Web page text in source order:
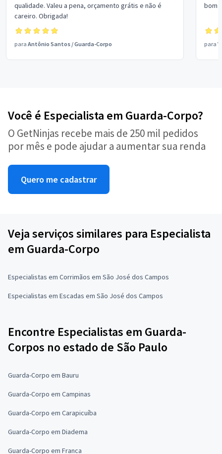
qualidade. Valeu a pena, orçamento grátis e não é
careiro. Obrigada!
para Antônio Santos /Guarda-Corpo
bom
para
Você é Especialista em Guarda-Corpo?
O GetNinjas recebe mais de 250 mil pedidos
por mês e pode ajudar a aumentar sua renda
Quero me cadastrar
Veja serviços similares para Especialista
em Guarda-Corpo
Especialistas em Corrimãos em São José dos Campos
Especialistas em Escadas em São José dos Campos
Encontre Especialistas em Guarda-
Corpos no estado de São Paulo
Guarda-Corpo em Bauru
Guarda-Corpo em Campinas
Guarda-Corpo em Carapicuíba
Guarda-Corpo em Diadema
Guarda-Corpo em Franca